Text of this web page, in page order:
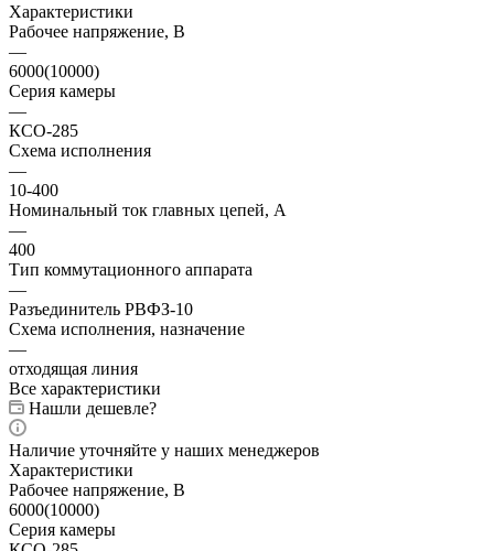
Характеристики
Рабочее напряжение, В
—
6000(10000)
Серия камеры
—
КСО-285
Схема исполнения
—
10-400
Номинальный ток главных цепей, А
—
400
Тип коммутационного аппарата
—
Разъединитель РВФЗ-10
Схема исполнения, назначение
—
отходящая линия
Все характеристики
Нашли дешевле?
Наличие уточняйте у наших менеджеров
Характеристики
Рабочее напряжение, В
6000(10000)
Серия камеры